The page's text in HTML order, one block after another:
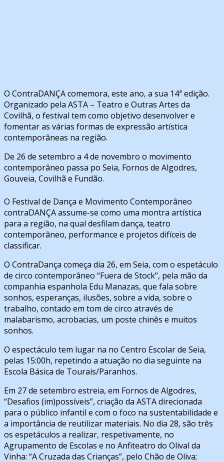
O ContraDANÇA comemora, este ano, a sua 14ª edição.
Organizado pela ASTA – Teatro e Outras Artes da
Covilhã, o festival tem como objetivo desenvolver e
fomentar as várias formas de expressão artística
contemporâneas na região.
De 26 de setembro a 4 de novembro o movimento
contemporâneo passa po Seia, Fornos de Algodres,
Gouveia, Covilhã e Fundão.
O Festival de Dança e Movimento Contemporâneo
contraDANÇA assume-se como uma montra artística
para a região, na qual desfilam dança, teatro
contemporâneo, performance e projetos difíceis de
classificar.
O ContraDança começa dia 26, em Seia, com o espetáculo
de circo contemporâneo “Fuera de Stock”, pela mão da
companhia espanhola Edu Manazas, que fala sobre
sonhos, esperanças, ilusões, sobre a vida, sobre o
trabalho, contado em tom de circo através de
malabarismo, acrobacias, um poste chinês e muitos
sonhos.
O espectáculo tem lugar na no Centro Escolar de Seia,
pelas 15:00h, repetindo a atuação no dia seguinte na
Escola Básica de Tourais/Paranhos.
Em 27 de setembro estreia, em Fornos de Algodres,
“Desafios (im)possíveis”, criação da ASTA direcionada
para o público infantil e com o foco na sustentabilidade e
a importância de reutilizar materiais. No dia 28, são três
os espetáculos a realizar, respetivamente, no
Agrupamento de Escolas e no Anfiteatro do Olival da
Vinha: “A Cruzada das Crianças”, pelo Chão de Oliva;